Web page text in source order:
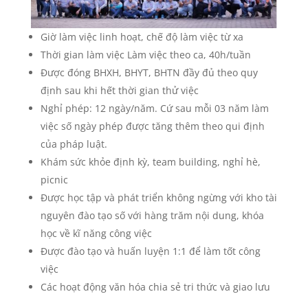
Giờ làm việc linh hoạt, chế độ làm việc từ xa
Thời gian làm việc Làm việc theo ca, 40h/tuần
Được đóng BHXH, BHYT, BHTN đầy đủ theo quy
định sau khi hết thời gian thử việc
Nghỉ phép: 12 ngày/năm. Cứ sau mỗi 03 năm làm
việc số ngày phép được tăng thêm theo qui định
của pháp luật.
Khám sức khỏe định kỳ, team building, nghỉ hè,
picnic
Được học tập và phát triển không ngừng với kho tài
nguyên đào tạo số với hàng trăm nội dung, khóa
học về kĩ năng công việc
Được đào tạo và huấn luyện 1:1 để làm tốt công
việc
Các hoạt động văn hóa chia sẻ tri thức và giao lưu